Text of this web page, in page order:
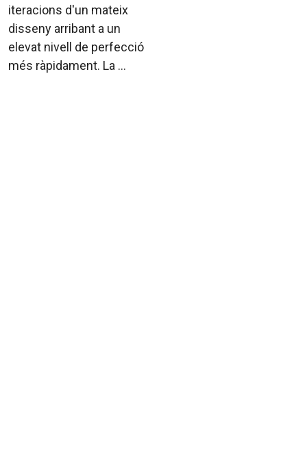
iteracions d'un mateix
disseny arribant a un
elevat nivell de perfecció
més ràpidament. La ...